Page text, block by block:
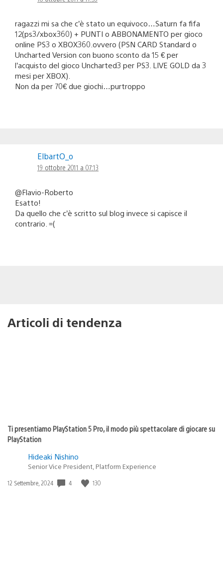
ragazzi mi sa che c’è stato un equivoco…Saturn fa fifa
12(ps3/xbox360) + PUNTI o ABBONAMENTO per gioco
online PS3 o XBOX360.ovvero (PSN CARD Standard o
Uncharted Version con buono sconto da 15 € per
l’acquisto del gioco Uncharted3 per PS3. LIVE GOLD da 3
mesi per XBOX).
Non da per 70€ due giochi…purtroppo
ElbartO_o
19 ottobre 2011 a 07:13
@Flavio-Roberto
Esatto!
Da quello che c’è scritto sul blog invece si capisce il
contrario. =(
Articoli di tendenza
Ti presentiamo PlayStation 5 Pro, il modo più spettacolare di giocare su
PlayStation
Hideaki Nishino
Senior Vice President, Platform Experience
Data
12 Settembre, 2024 4 130